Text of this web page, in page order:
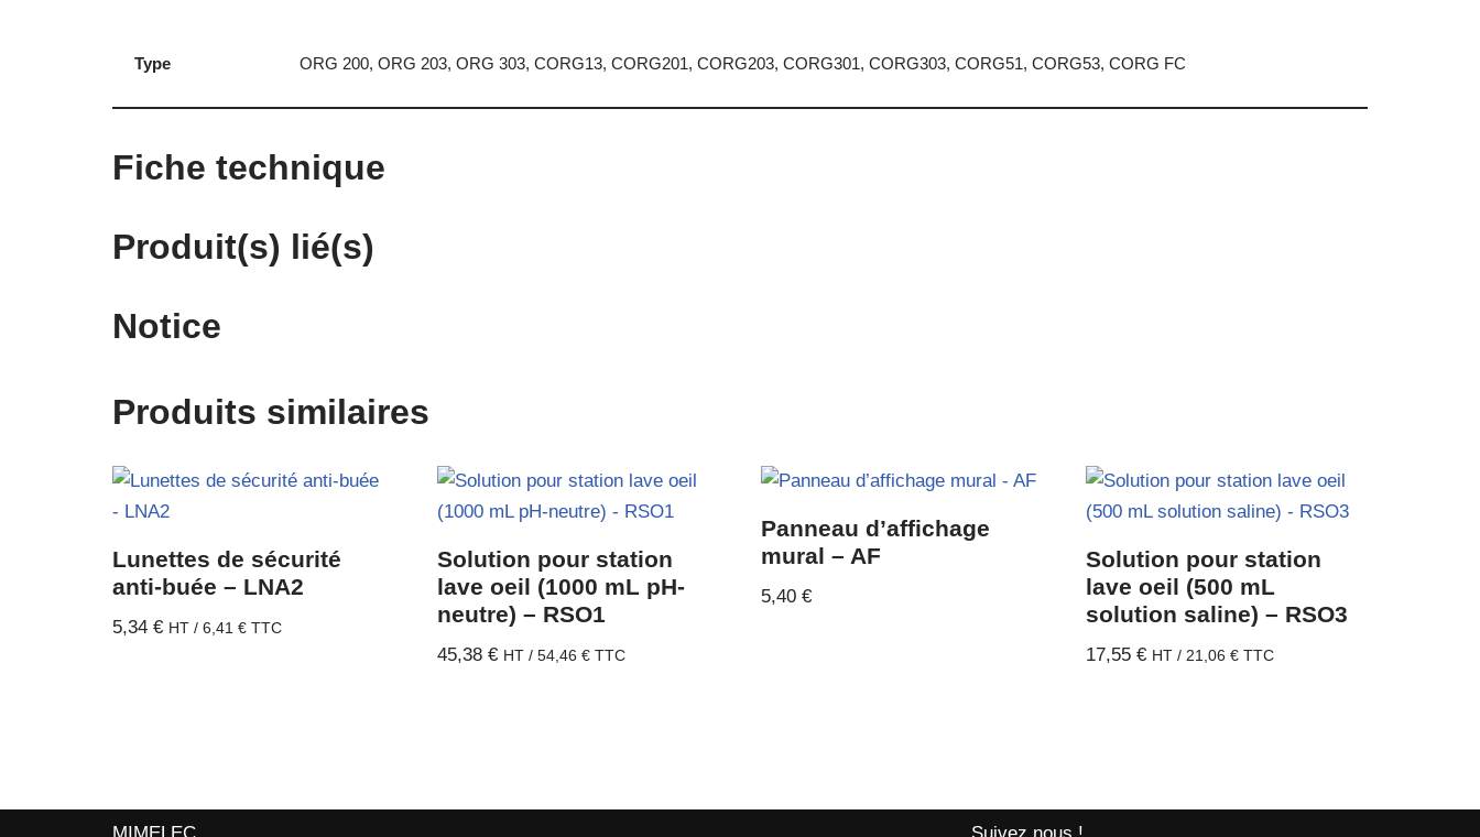
Type ORG 200, ORG 203, ORG 303, CORG13, CORG201, CORG203, CORG301, CORG303, CORG51, CORG53, CORG FC
Fiche technique
Produit(s) lié(s)
Notice
Produits similaires
Lunettes de sécurité
anti-buée – LNA2
5,34 € HT / 6,41 € TTC
Solution pour station
lave oeil (1000 mL pH-
neutre) – RSO1
45,38 € HT / 54,46 €TTC
Panneau d’affichage
mural – AF
5,40€
Solution pour station
lave oeil (500 mL
solution saline) – RSO3
17,55€ HT /21,06€ TTC